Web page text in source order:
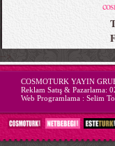
-->
COSMOTURK YAYIN
Reklam Satış & Pazarlama:
Web Programlama : Selim